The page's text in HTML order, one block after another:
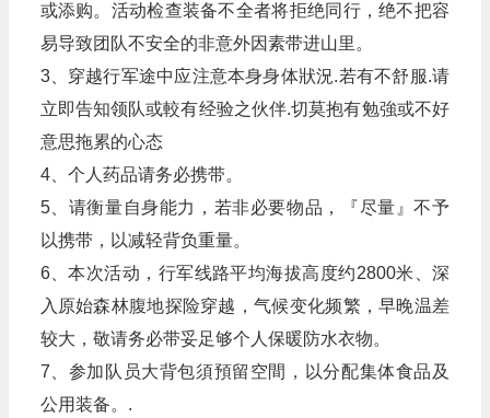
或添购。活动检查装备不全者将拒绝同行，绝不把容
易导致团队不安全的非意外因素带进山里。
3、穿越行军途中应注意本身身体狀況.若有不舒服.请
立即告知领队或較有经验之伙伴.切莫抱有勉強或不好
意思拖累的心态
4、个人药品请务必携带。
5、请衡量自身能力，若非必要物品，『尽量』不予
以携带，以减轻背负重量。
6、本次活动，行军线路平均海拔高度约2800米、深
入原始森林腹地探险穿越，气候变化频繁，早晚温差
较大，敬请务必带妥足够个人保暖防水衣物。
7、参加队员大背包須預留空間，以分配集体食品及
公用装备。.